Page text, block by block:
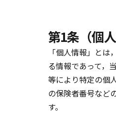
第1条（個人
「個人情報」と
る情報であって，
等により特定の個
の保険者番号など
す。